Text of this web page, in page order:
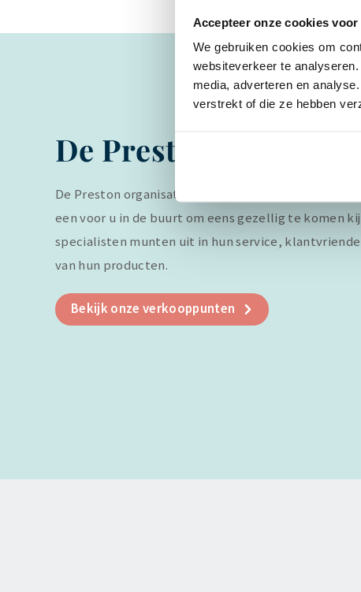
Accepteer onze cookies
We gebruiken cookies om
websiteverkeer te
media, adverteren en
verstrekt of die ze hebben
De Preston
De Preston organisatie heeft veel winkels in
een voor u in de buurt om eens gezellig te komen
specialisten munten uit in hun service,
van hun producten.
Bekijk onze verkooppunten